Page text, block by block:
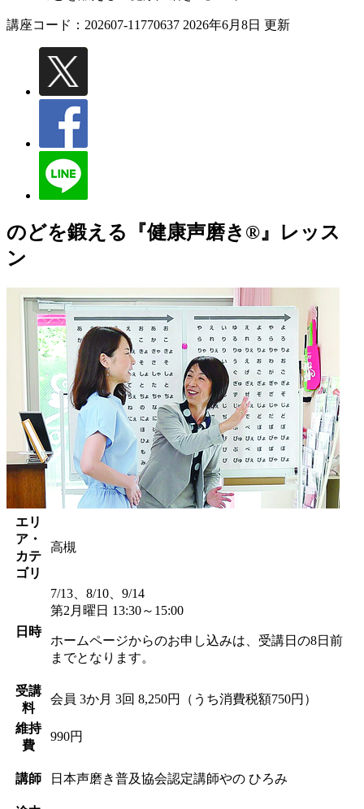
講座コード：202607-11770637 2026年6月8日 更新
のどを鍛える『健康声磨き®』レッス
ン
エリ
ア・
カテ
ゴリ
高槻
日時
7/13、8/10、9/14
第2月曜日 13:30～15:00
ホームページからのお申し込みは、受講日の8日前
までとなります。
受講
料
会員 3か月 3回 8,250円（うち消費税額750円）
維持
費
990円
講師 日本声磨き普及協会認定講師やの ひろみ